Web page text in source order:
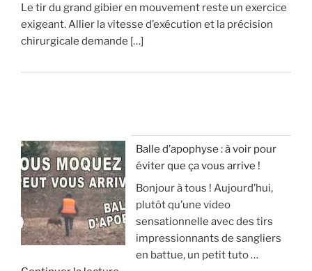
Le tir du grand gibier en mouvement reste un exercice
exigeant. Allier la vitesse d’exécution et la précision
chirurgicale demande […]
Balle d’apophyse : à voir pour
éviter que ça vous arrive !
Bonjour à tous ! Aujourd’hui,
plutôt qu’une video
sensationnelle avec des tirs
impressionnants de sangliers
en battue, un petit tuto …